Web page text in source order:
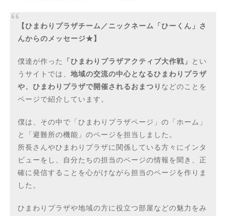
【ひまわりプラザチーム／ニックネーム「ひーくん」さ
んからのメッセージ★】
僕達が作った 「ひまわりプラザアクティブ大作戦」
とい
うサイトでは、 地域の交流の中心となるひまわりプラザ
や、ひまわりプラザで開催されるおまつり などのことを
ページで紹介しています。
僕は、その中で「ひまわりプラザページ」の「ホーム」
と「避難所の機能」のページを担当しました。
所長さんやひまわりプラザに関係している方々にインタ
ビューをし、自分たちの担当のページの情報を聞き、正
確に発信することを心がけながら担当のページを作りま
した。
ひまわりプラザや地域の方に役立つ部屋などの魅力をみ